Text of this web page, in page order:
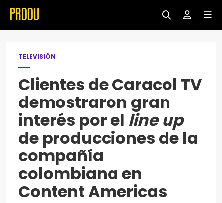
TELEVISIÓN
Clientes de Caracol TV
demostraron gran
interés por el line up
de producciones de la
compañía
colombiana en
Content Americas